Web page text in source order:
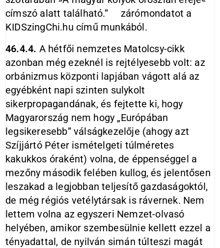
címszó alatt található.” zárómondatot a
KIDSzingChi.hu című munkából.
46.4.4. A hétfői nemzetes Matolcsy-cikk
azonban még ezeknél is rejtélyesebb volt: az
orbánizmus központi lapjában vágott alá az
egyébként napi szinten sulykolt
sikerpropagandának, és fejtette ki, hogy
Magyarország nem hogy „Európában
legsikeresebb” válságkezelője (ahogy azt
Szíjjártó Péter ismételgeti túlméretes
kakukkos óraként) volna, de éppenséggel a
mezőny második felében kullog, és jelentősen
leszakad a legjobban teljesítő gazdaságoktól,
de még régiós vetélytársak is rávernek. Nem
lettem volna az egyszeri Nemzet-olvasó
helyében, amikor szembesülnie kellett ezzel a
tényadattal, de nyilván simán túlteszi magát